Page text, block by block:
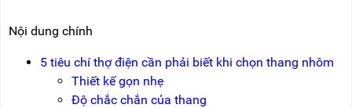
NHÔM
Nội dung chính
5 tiêu chí thợ điện cần phải biết khi chọn thang nhôm
Thiết kế gọn nhẹ
Độ chắc chắn của thang